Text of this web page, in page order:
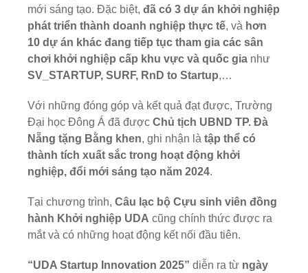
mới sáng tạo. Đặc biệt, đã có 3 dự án khởi nghiệp
phát triển thành doanh nghiệp thực tế, và hơn
10 dự án khác đang tiếp tục tham gia các sân
chơi khởi nghiệp cấp khu vực và quốc gia như
SV_STARTUP, SURF, RnD to Startup,…
Với những đóng góp và kết quả đạt được, Trường
Đại học Đông Á đã được Chủ tịch UBND TP. Đà
Nẵng tặng Bằng khen, ghi nhận là tập thể có
thành tích xuất sắc trong hoạt động khởi
nghiệp, đổi mới sáng tạo năm 2024.
Tại chương trình, Câu lạc bộ Cựu sinh viên đồng
hành Khởi nghiệp UDA cũng chính thức được ra
mắt và có những hoạt động kết nối đầu tiên.
“UDA Startup Innovation 2025” diễn ra từ ngày